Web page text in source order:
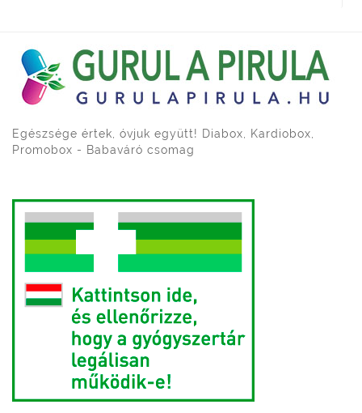
Egészsége értek, óvjuk együtt! Diabox, Kardiobox,
Promobox - Babaváró csomag